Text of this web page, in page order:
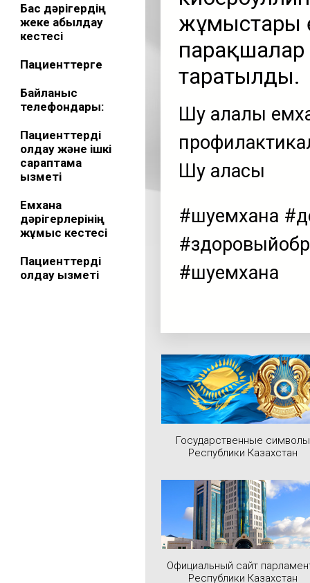
Бас дәрігердің
жеке қабылдау
кестесі
Пациенттерге
Байланыс
телефондары:
Пациенттерді
қолдау және ішкі
сараптама
қызметі
Емхана
дәрігерлерінің
жұмыс кестесі
Пациенттерді
қолдау қызметі
жұмыстары
парақшалар
таратылды.
Шу қалалық
Шу қаласы
#шуемхана
#шуемхана
Государственные символы
Республики Казахстан
Официальный сайт
Республики Казахстан